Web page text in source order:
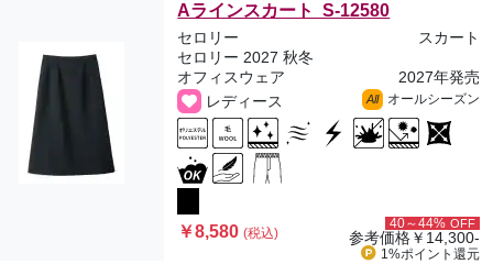
Aラインスカート S-12580
セロリー
スカート
セロリー 2027 秋冬
オフィスウェア
2027年発売
レディース
All オールシーズン
￥8,580(税込)
40～44% OFF
参考価格￥14,300-
1%ポイント 還元